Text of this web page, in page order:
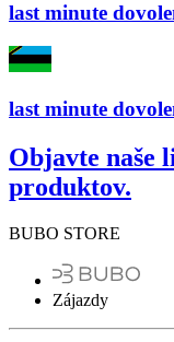
last minute
last minute
Objavte naše
produktov.
BUBO STORE
Zájazdy